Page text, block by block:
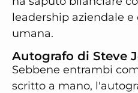
leadership aziendale
umana.
Autografo di Steve
Sebbene entrambi
scritto a mano,